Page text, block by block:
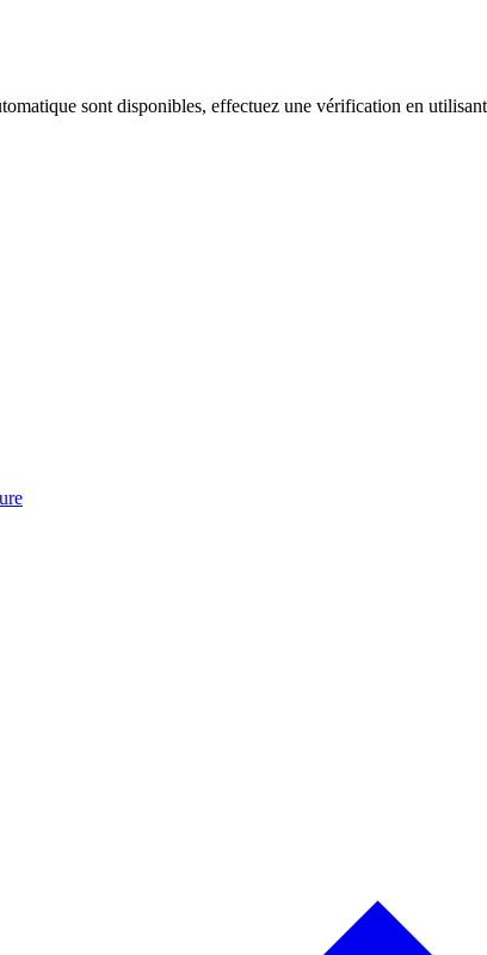
sont disponibles, effectuez une vérification en